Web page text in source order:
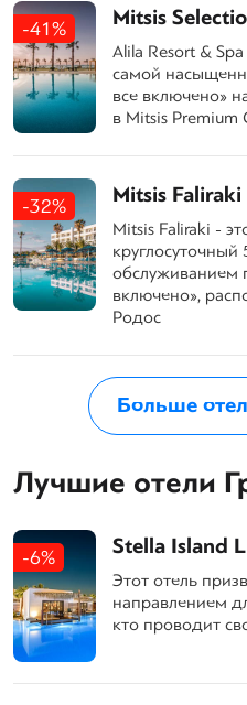
-41% Mitsis
Alila Resort &
самой
все включено»
в Mitsis Premium
-32% Mitsis Faliraki
Mitsis Faliraki -
обслуживанием
включено»,
Родос
Больше
Лучшие отели
-6% Stella Island
Этот отель
направлением
кто проводит